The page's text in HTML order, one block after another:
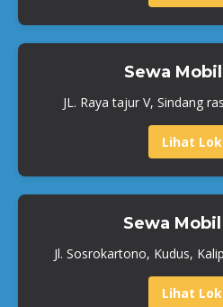
Sewa
JL. Raya tajur V, Sindang
Lihat
Sewa
Jl. Sosrokartono, Kudus,
Lihat